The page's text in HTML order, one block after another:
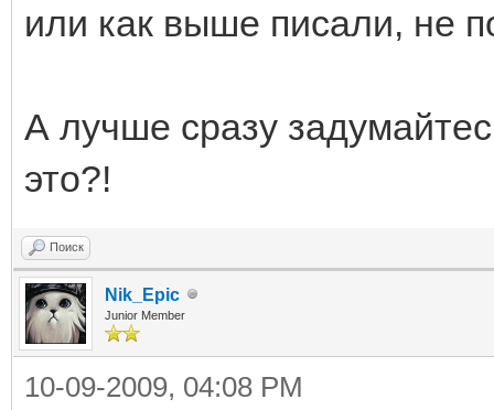
или как выше писали, не
А лучше сразу
это?!
Поиск
Nik_Epic
Junior Member
10-09-2009, 04:08 PM